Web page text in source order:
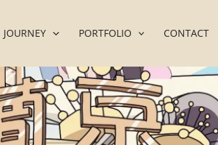
JOURNEY PORTFOLIO CONTACT